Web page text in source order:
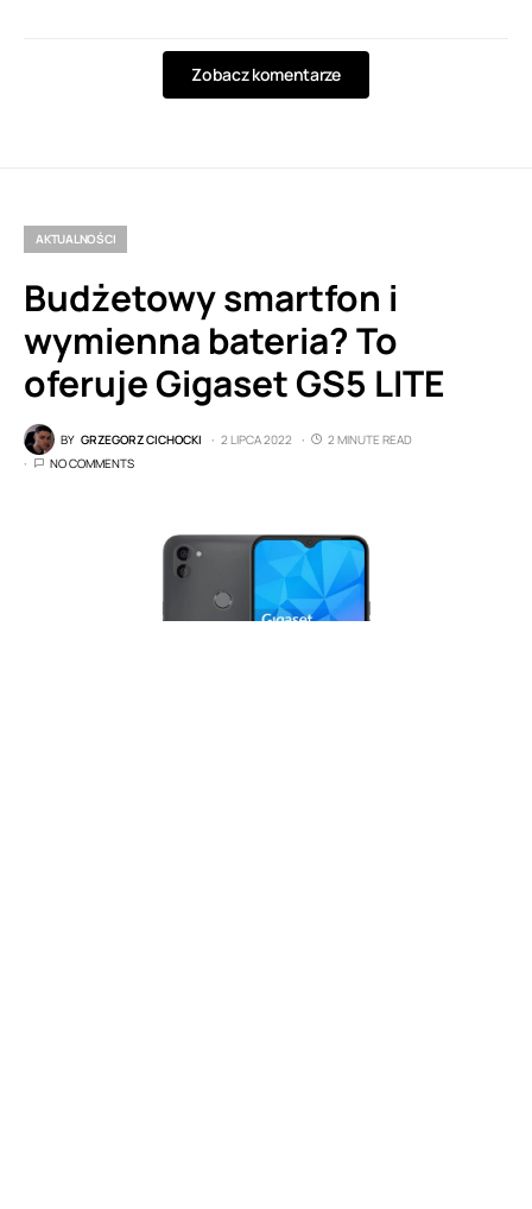
Zobacz komentarze
AKTUALNOŚCI
Budżetowy smartfon i
wymienna bateria? To
oferuje Gigaset GS5 LITE
BY GRZEGORZ CICHOCKI 2 LIPCA 2022
2 MINUTE READ
NO COMMENTS